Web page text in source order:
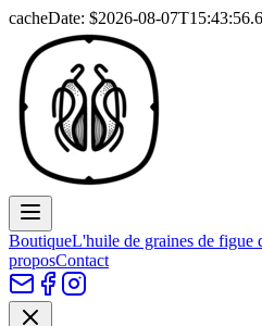
cacheDate: $2026-08-
BoutiqueL'huile de graines de figue
proposContact